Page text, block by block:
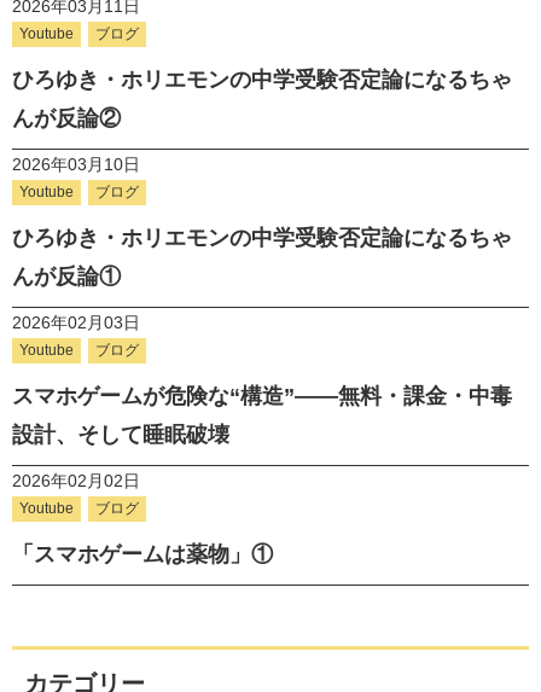
2026年03月11日
Youtube ブログ
ひろゆき・ホリエモンの中学受験否定論になるちゃ
んが反論②
2026年03月10日
Youtube ブログ
ひろゆき・ホリエモンの中学受験否定論になるちゃ
んが反論①
2026年02月03日
Youtube ブログ
スマホゲームが危険な“構造”――無料・課金・中毒
設計、そして睡眠破壊
2026年02月02日
Youtube ブログ
「スマホゲームは薬物」①
カテゴリー